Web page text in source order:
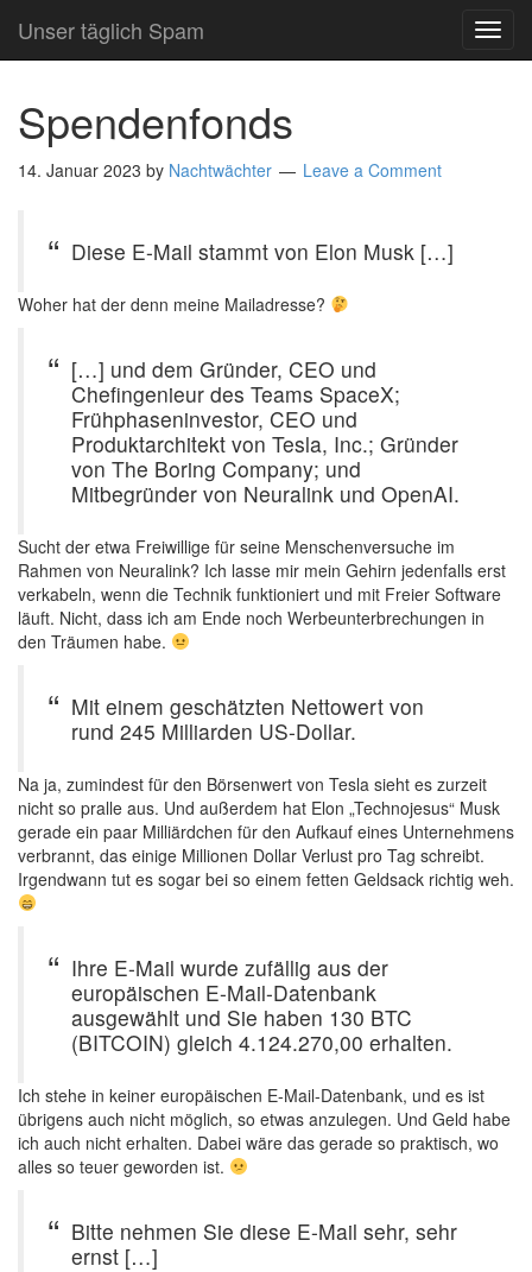
Unser täglich Spam
Spendenfonds
14. Januar 2023 by Nachtwächter Leave a Comment
Diese E-Mail stammt von Elon Musk […]
Woher hat der denn meine Mailadresse?
[…] und dem Gründer, CEO und
Chefingenieur des Teams SpaceX;
Frühphaseninvestor, CEO und
Produktarchitekt von Tesla, Inc.; Gründer
von The Boring Company; und
Mitbegründer von Neuralink und OpenAI.
Sucht der etwa Freiwillige für seine Menschenversuche im
Rahmen von Neuralink? Ich lasse mir mein Gehirn jedenfalls erst
verkabeln, wenn die Technik funktioniert und mit Freier Software
läuft. Nicht, dass ich am Ende noch Werbeunterbrechungen in
den Träumen habe.
Mit einem geschätzten Nettowert von
rund 245 Milliarden US-Dollar.
Na ja, zumindest für den Börsenwert von Tesla sieht es zurzeit
nicht so pralle aus. Und außerdem hat Elon „Technojesus“ Musk
gerade ein paar Milliärdchen für den Aufkauf eines Unternehmens
verbrannt, das einige Millionen Dollar Verlust pro Tag schreibt.
Irgendwann tut es sogar bei so einem fetten Geldsack richtig weh.
Ihre E-Mail wurde zufällig aus der
europäischen E-Mail-Datenbank
ausgewählt und Sie haben 130 BTC
(BITCOIN) gleich 4.124.270,00 erhalten.
Ich stehe in keiner europäischen E-Mail-Datenbank, und es ist
übrigens auch nicht möglich, so etwas anzulegen. Und Geld habe
ich auch nicht erhalten. Dabei wäre das gerade so praktisch, wo
alles so teuer geworden ist.
Bitte nehmen Sie diese E-Mail sehr, sehr
ernst […]